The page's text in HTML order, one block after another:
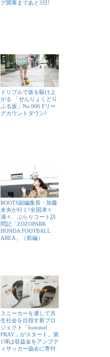
グ開幕まであと3日!
ドリブルで坂を駆け上
がる 「ぜんりょくどり
ぶる坂」No.006 Fリー
グカウントダウン!
ROOTS副編集長・加藤
未央が行く!全国津々
浦々、ぶらりコート訪
問記「ZOZOPARK
HONDA FOOTBALL
AREA」（前編）
スニーカーを通して共
生社会を目指す新プロ
ジェクト「hummel
PRAY」がスタート。第
1弾は収益金をアンプテ
ィサッカー協会に寄付